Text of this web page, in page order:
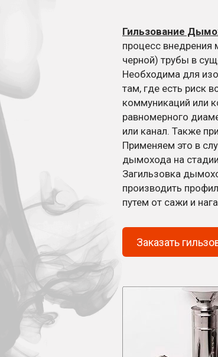
Гильзование
процесс
черной) трубы в
Необходима для
там, где есть риск
коммуникаций или
равномерного
или канал. Также
Применяем это в
дымохода на
Загильзовка
производить
путем от сажи и
Заказать